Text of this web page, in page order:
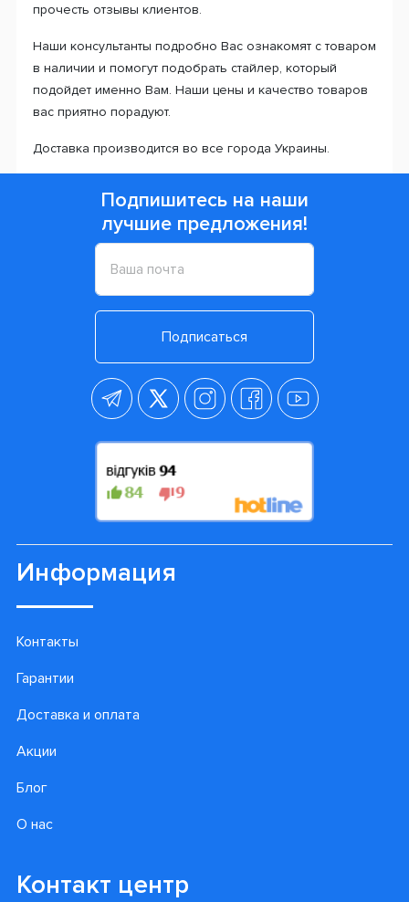
прочесть отзывы клиентов.
Наши консультанты подробно Вас ознакомят с товаром
в наличии и помогут подобрать стайлер, который
подойдет именно Вам. Наши цены и качество товаров
вас приятно порадуют.
Доставка производится во все города Украины.
Подпишитесь на наши
лучшие предложения!
Подписаться
Информация
Контакты
Гарантии
Доставка и оплата
Акции
Блог
О нас
Контакт центр